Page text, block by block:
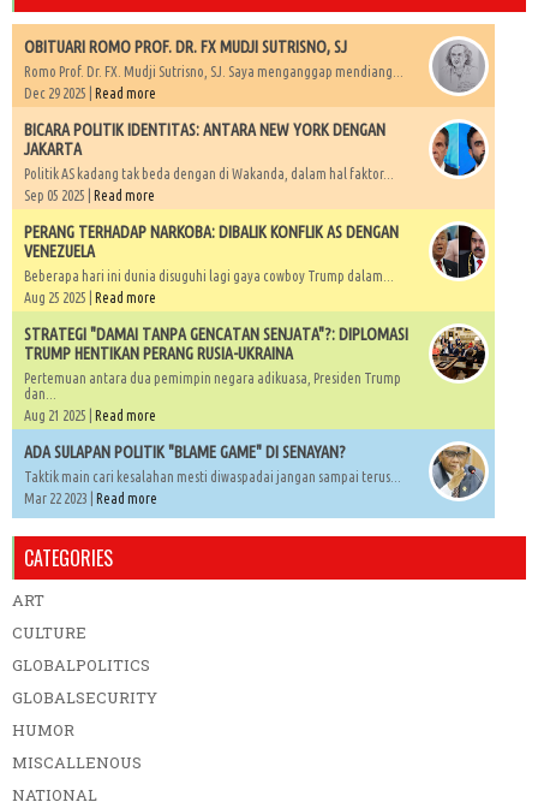
OBITUARI ROMO PROF. DR. FX MUDJI SUTRISNO, SJ
Romo Prof. Dr. FX. Mudji Sutrisno, SJ. Saya menganggap mendiang...
Dec 29 2025 | Read more
BICARA POLITIK IDENTITAS: ANTARA NEW YORK DENGAN
JAKARTA
Politik AS kadang tak beda dengan di Wakanda, dalam hal faktor...
Sep 05 2025 | Read more
PERANG TERHADAP NARKOBA: DIBALIK KONFLIK AS DENGAN
VENEZUELA
Beberapa hari ini dunia disuguhi lagi gaya cowboy Trump dalam...
Aug 25 2025 | Read more
STRATEGI "DAMAI TANPA GENCATAN SENJATA"?: DIPLOMASI
TRUMP HENTIKAN PERANG RUSIA-UKRAINA
Pertemuan antara dua pemimpin negara adikuasa, Presiden Trump
dan...
Aug 21 2025 | Read more
ADA SULAPAN POLITIK "BLAME GAME" DI SENAYAN?
Taktik main cari kesalahan mesti diwaspadai jangan sampai terus...
Mar 22 2023 | Read more
CATEGORIES
ART
CULTURE
GLOBALPOLITICS
GLOBALSECURITY
HUMOR
MISCALLENOUS
NATIONAL